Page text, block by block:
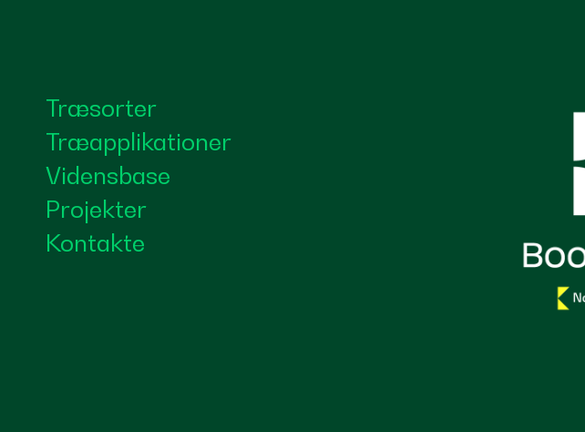
Træsorter
Træapplikationer
Vidensbase
Projekter
Kontakte